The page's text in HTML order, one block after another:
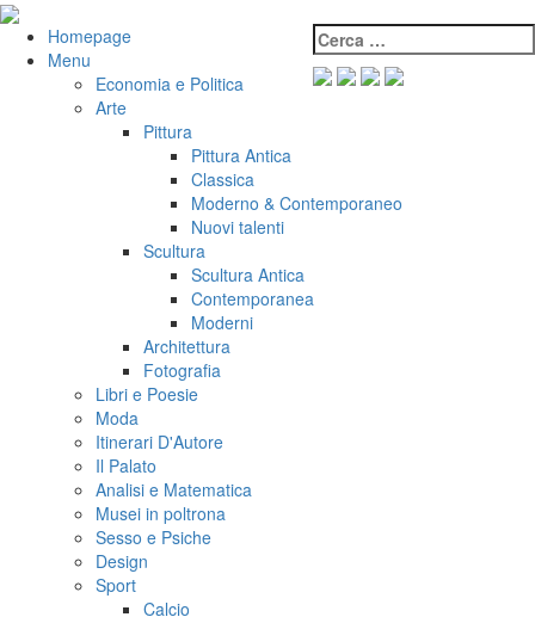
Salta
contenuto
VeniVidiVici Cerca:
Homepage
Menu
Economia e Politica
Arte
Pittura
Pittura Antica
Classica
Moderno & Contemporaneo
Nuovi talenti
Scultura
Scultura Antica
Contemporanea
Moderni
Architettura
Fotografia
Libri e Poesie
Moda
Itinerari D'Autore
Il Palato
Analisi e Matematica
Musei in poltrona
Sesso e Psiche
Design
Sport
Calcio